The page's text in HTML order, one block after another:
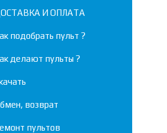
И ОПЛАТА
подобрать пульт ?
делают пульты ?
возврат
пультов